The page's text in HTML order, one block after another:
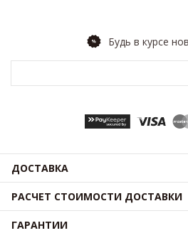
Будь в курсе
ДОСТАВКА
РАСЧЕТ СТОИМОСТИ ДОСТАВКИ
ГАРАНТИИ